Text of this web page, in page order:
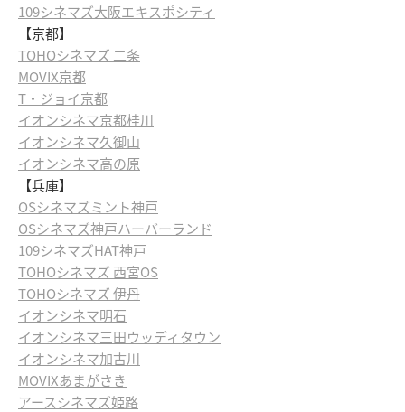
109シネマズ大阪エキスポシティ
【京都】
TOHOシネマズ 二条
MOVIX京都
T・ジョイ京都
イオンシネマ京都桂川
イオンシネマ久御山
イオンシネマ高の原
【兵庫】
OSシネマズミント神戸
OSシネマズ神戸ハーバーランド
109シネマズHAT神戸
TOHOシネマズ 西宮OS
TOHOシネマズ 伊丹
イオンシネマ明石
イオンシネマ三田ウッディタウン
イオンシネマ加古川
MOVIXあまがさき
アースシネマズ姫路